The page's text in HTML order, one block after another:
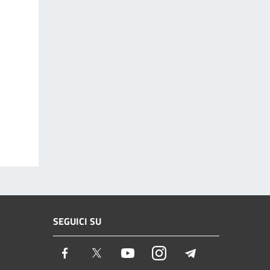
SEGUICI SU
Facebook Twitter YoutubeInstagram